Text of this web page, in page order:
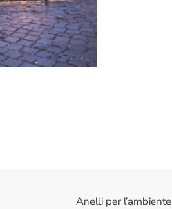
Anelli per l’ambiente